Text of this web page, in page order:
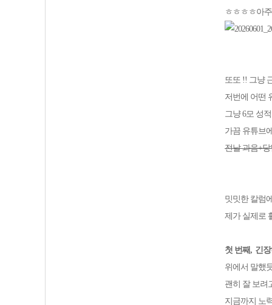
ㅎㅎㅎㅎ아
또또 !! 그냥
저번에 어떤
그냥 6모 성
가끔 유튜브
전날 과음+
밋밋한 칼럼
제가 실제로
첫 번째, 긴
위에서 말했
괜히 잘 보려
지금까지 노